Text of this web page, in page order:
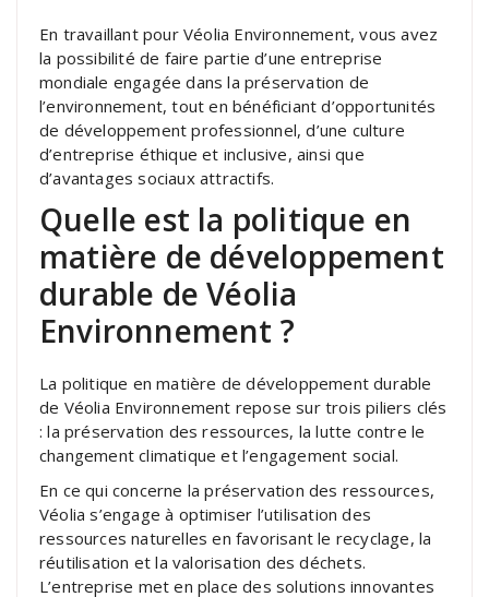
En travaillant pour Véolia Environnement, vous avez
la possibilité de faire partie d’une entreprise
mondiale engagée dans la préservation de
l’environnement, tout en bénéficiant d’opportunités
de développement professionnel, d’une culture
d’entreprise éthique et inclusive, ainsi que
d’avantages sociaux attractifs.
Quelle est la politique en
matière de développement
durable de Véolia
Environnement ?
La politique en matière de développement durable
de Véolia Environnement repose sur trois piliers clés
: la préservation des ressources, la lutte contre le
changement climatique et l’engagement social.
En ce qui concerne la préservation des ressources,
Véolia s’engage à optimiser l’utilisation des
ressources naturelles en favorisant le recyclage, la
réutilisation et la valorisation des déchets.
L’entreprise met en place des solutions innovantes